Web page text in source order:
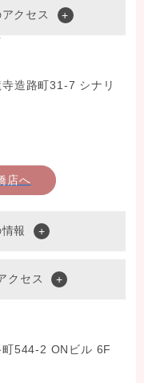
クセス
造路町31-7 シナリ
店へ
報
クセス
544-2 ONビル 6F